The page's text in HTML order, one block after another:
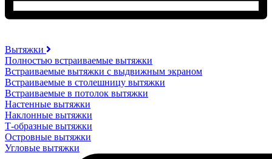
Вытяжки
Полностью встраиваемые вытяжки
Встраиваемые вытяжки с выдвижным экраном
Встраиваемые в столешницу вытяжки
Встраиваемые в потолок вытяжки
Настенные вытяжки
Наклонные вытяжки
Т-образные вытяжки
Островные вытяжки
Угловые вытяжки